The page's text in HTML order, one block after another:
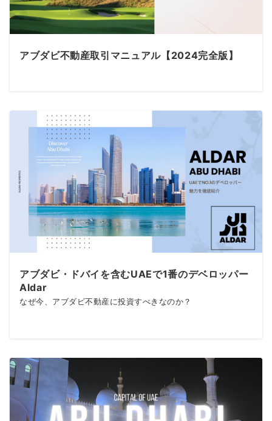
アブダビ不動産取引マニュアル【2024完全版】
アブダビ・ドバイを含むUAEで1番のデベロッパー
Aldar
なぜ今、アブダビ不動産に投資すべきなのか？